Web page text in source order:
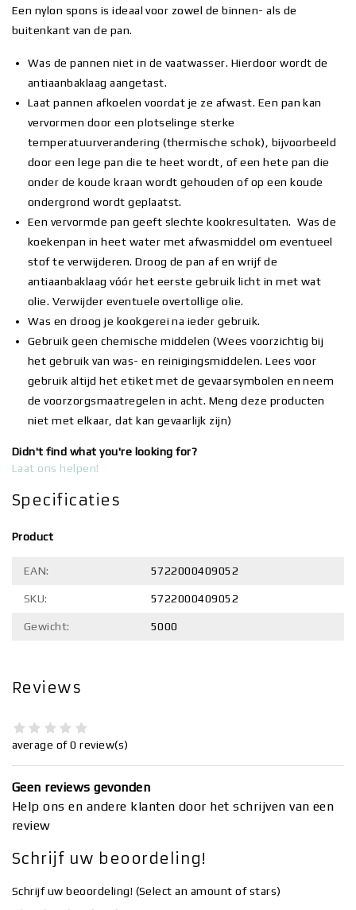
Een nylon spons is ideaal voor zowel de binnen- als de
buitenkant van de pan.
Was de pannen niet in de vaatwasser. Hierdoor wordt de
antiaanbaklaag aangetast.
Laat pannen afkoelen voordat je ze afwast. Een pan kan
vervormen door een plotselinge sterke
temperatuurverandering (thermische schok), bijvoorbeeld
door een lege pan die te heet wordt, of een hete pan die
onder de koude kraan wordt gehouden of op een koude
ondergrond wordt geplaatst.
Een vervormde pan geeft slechte kookresultaten. Was de
koekenpan in heet water met afwasmiddel om eventueel
stof te verwijderen. Droog de pan af en wrijf de
antiaanbaklaag vóór het eerste gebruik licht in met wat
olie. Verwijder eventuele overtollige olie.
Was en droog je kookgerei na ieder gebruik.
Gebruik geen chemische middelen (Wees voorzichtig bij
het gebruik van was- en reinigingsmiddelen. Lees voor
gebruik altijd het etiket met de gevaarsymbolen en neem
de voorzorgsmaatregelen in acht. Meng deze producten
niet met elkaar, dat kan gevaarlijk zijn)
Didn't find what you're looking for?
Laat ons helpen!
Specificaties
Product
EAN: 5722000409052
SKU: 5722000409052
Gewicht: 5000
Reviews
average of 0 review(s)
Geen reviews gevonden
Help ons en andere klanten door het schrijven van een
review
Schrijf uw beoordeling!
Schrijf uw beoordeling! (Select an amount of stars)